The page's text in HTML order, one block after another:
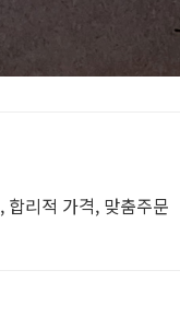
합리적 가격, 맞춤주문